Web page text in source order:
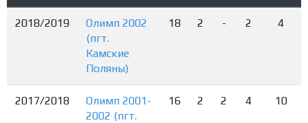
2018/2019
Олимп 2002
(пгт.
Камские
Поляны)
18 2 - 2 4
2017/2018
Олимп 2001-
2002 (пгт.
16 2 2 4 10